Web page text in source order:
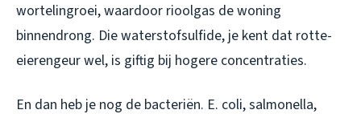
wortelingroei, waardoor rioolgas de woning
binnendrong. Die waterstofsulfide, je kent dat rotte-
eierengeur wel, is giftig bij hogere concentraties.
En dan heb je nog de bacteriën. E. coli, salmonella,